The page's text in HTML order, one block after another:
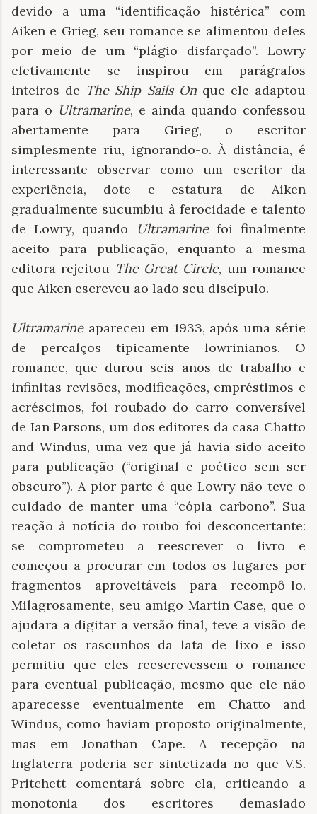
devido a uma “identificação histérica” ​​com
Aiken e Grieg, seu romance se alimentou deles
por meio de um “plágio disfarçado”. Lowry
efetivamente se inspirou em parágrafos
inteiros de The Ship Sails Onque ele adaptou
para o Ultramarine, e ainda quando confessou
abertamente para Grieg, o escritor
simplesmente riu, ignorando-o. À distância, é
interessante observar como um escritor da
experiência, dote e estatura de Aiken
gradualmente sucumbiu à ferocidade e talento
de Lowry, quando
Ultramarinefoi finalmente
aceito para publicação, enquanto a mesma
editora rejeitou The Great Circle, um romance
que Aiken escreveu ao lado seu discípulo.
Ultramarineapareceu em 1933, após uma série
de percalços tipicamente lowrinianos. O
romance, que durou seis anos de trabalho e
infinitas revisões, modificações, empréstimos e
acréscimos, foi roubado do carro conversível
de Ian Parsons, um dos editores da casa Chatto
and Windus, uma vez que já havia sido aceito
para publicação (“original e poético sem ser
obscuro”). A pior parte é que Lowry não teve o
cuidado de manter uma “cópia carbono”. Sua
reação à notícia do roubo foi desconcertante:
se comprometeu a reescrever o livro e
começou a procurar em todos os lugares por
fragmentos aproveitáveis ​​para recompô-lo.
Milagrosamente, seu amigo Martin Case, que o
ajudara a digitar a versão final, teve a visão de
coletar os rascunhos da lata de lixo e isso
permitiu que eles reescrevessem o romance
para eventual publicação, mesmo que ele não
aparecesse eventualmente em Chatto and
Windus, como haviam proposto originalmente,
mas em Jonathan Cape. A recepção na
Inglaterra poderia ser sintetizada no que V.S.
Pritchett comentará sobre ela, criticando a
monotonia dos escritores demasiado